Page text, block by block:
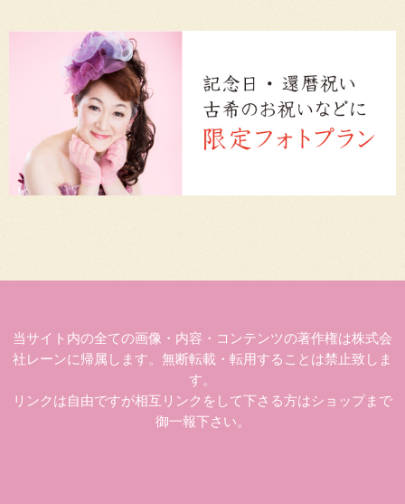
当サイト内の全ての画像・内容・コンテンツの著作権は株式会
社レーンに帰属します。無断転載・転用することは禁止致しま
す。
リンクは自由ですが相互リンクをして下さる方はショップまで
御一報下さい。